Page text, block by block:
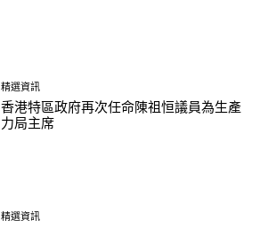
精選資訊
香港特區政府再次任命陳祖恒議員為生產
力局主席
精選資訊